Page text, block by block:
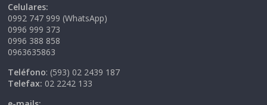
Celulares:
0992 747 999 (WhatsApp)
0996 999 373
0996 388 858
0963635863
Teléfono: (593) 02 2439 187
Telefax: 02 2242 133